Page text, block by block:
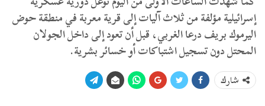
إسرائيلية مؤلفة من ثلاث آليات إلى قرية معربة في منطقة حوض
اليرموك بريف درعا الغربي، قبل أن تعود إلى داخل الجولان
المحتل دون تسجيل اشتباكات أو خسائر بشرية.
شارك